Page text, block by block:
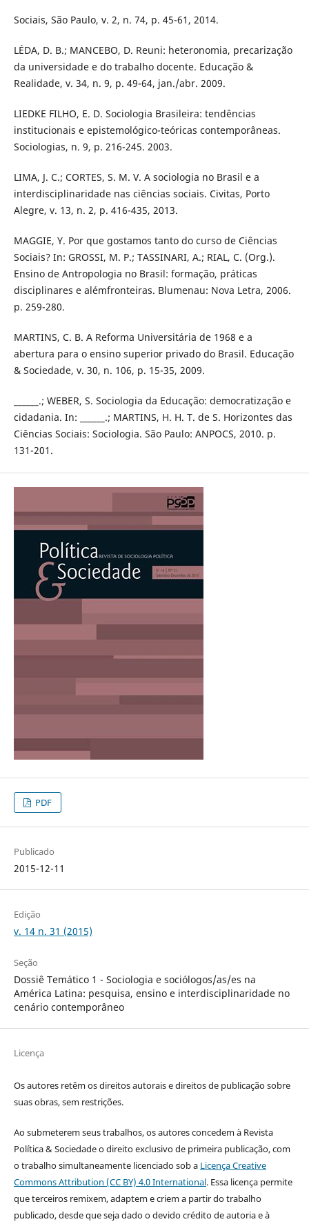
Sociais, São Paulo, v. 2, n. 74, p. 45-61, 2014.
LÉDA, D. B.; MANCEBO, D. Reuni: heteronomia, precarização
da universidade e do trabalho docente. Educação &
Realidade, v. 34, n. 9, p. 49-64, jan./abr. 2009.
LIEDKE FILHO, E. D. Sociologia Brasileira: tendências
institucionais e epistemológico-teóricas contemporâneas.
Sociologias, n. 9, p. 216-245. 2003.
LIMA, J. C.; CORTES, S. M. V. A sociologia no Brasil e a
interdisciplinaridade nas ciências sociais. Civitas, Porto
Alegre, v. 13, n. 2, p. 416-435, 2013.
MAGGIE, Y. Por que gostamos tanto do curso de Ciências
Sociais? In: GROSSI, M. P.; TASSINARI, A.; RIAL, C. (Org.).
Ensino de Antropologia no Brasil: formação, práticas
disciplinares e alémfronteiras. Blumenau: Nova Letra, 2006.
p. 259-280.
MARTINS, C. B. A Reforma Universitária de 1968 e a
abertura para o ensino superior privado do Brasil. Educação
& Sociedade, v. 30, n. 106, p. 15-35, 2009.
______.; WEBER, S. Sociologia da Educação: democratização e
cidadania. In: ______.; MARTINS, H. H. T. de S. Horizontes das
Ciências Sociais: Sociologia. São Paulo: ANPOCS, 2010. p.
131-201.
PDF
Publicado
2015-12-11
Edição
v. 14 n. 31 (2015)
Seção
Dossiê Temático 1 - Sociologia e sociólogos/as/es na
América Latina: pesquisa, ensino e interdisciplinaridade no
cenário contemporâneo
Licença
Os autores retêm os direitos autorais e direitos de publicação sobre
suas obras, sem restrições.
Ao submeterem seus trabalhos, os autores concedem à Revista
Política & Sociedade o direito exclusivo de primeira publicação, com
o trabalho simultaneamente licenciado sob a Licença Creative
Commons Attribution (CC BY) 4.0 International. Essa licença permite
que terceiros remixem, adaptem e criem a partir do trabalho
publicado, desde que seja dado o devido crédito de autoria e à